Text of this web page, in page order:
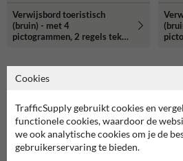
Verwijsbord toeristisch
(bruin) - met 4
pictogrammen, 2 regels tekst
Cookies
TrafficSupply gebruikt cookies en
functionele cookies, waardoor de
we ook analytische cookies om je de
gebruikerservaring te bieden.